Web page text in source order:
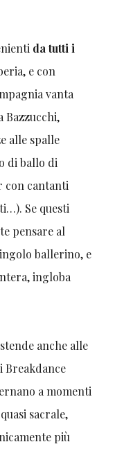
da tutti i
e con
vanta
Bazzucchi,
alle spalle
di ballo di
con cantanti
Se questi
pensare al
ballerino, e
ingloba
anche alle
Breakdance
a momenti
sacrale,
più